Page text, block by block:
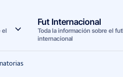
el
Fut Internacional
Toda la información sobre el
internacional